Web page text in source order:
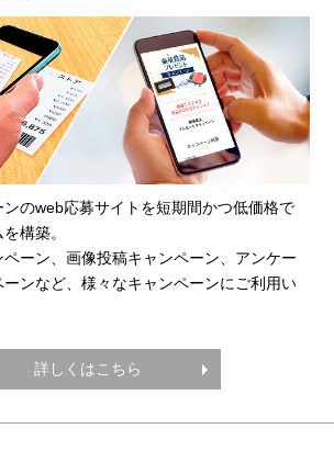
ンのweb応募サイトを短期間かつ低価格で
構築。
ーン、画像投稿キャンペーン、アンケー
ーンなど、様々なキャンペーンにご利用い
詳しくはこちら